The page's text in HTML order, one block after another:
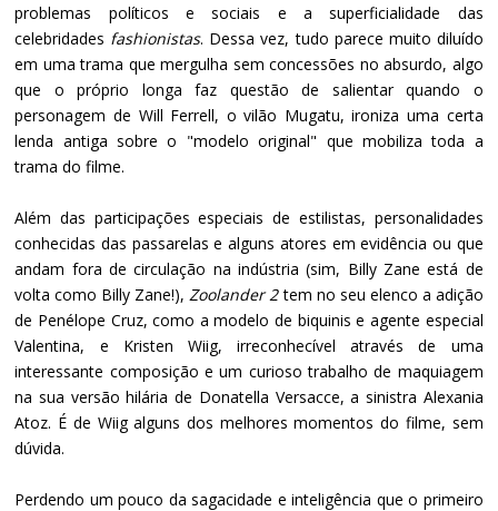
problemas políticos e sociais e a superficialidade das
celebridades fashionistas. Dessa vez, tudo parece muito diluído
em uma trama que mergulha sem concessões no absurdo, algo
que o próprio longa faz questão de salientar quando o
personagem de Will Ferrell, o vilão Mugatu, ironiza uma certa
lenda antiga sobre o "modelo original" que mobiliza toda a
trama do filme.
Além das participações especiais de estilistas, personalidades
conhecidas das passarelas e alguns atores em evidência ou que
andam fora de circulação na indústria (sim, Billy Zane está de
volta como Billy Zane!),Zoolander 2tem no seu elenco a adição
de Penélope Cruz, como a modelo de biquinis e agente especial
Valentina, e Kristen Wiig, irreconhecível através de uma
interessante composição e um curioso trabalho de maquiagem
na sua versão hilária de Donatella Versacce, a sinistra Alexania
Atoz. É de Wiig alguns dos melhores momentos do filme, sem
dúvida.
Perdendo um pouco da sagacidade e inteligência que o primeiro